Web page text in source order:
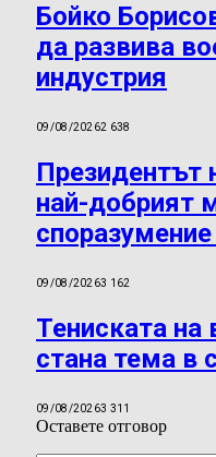
Бойко
да развива
индустрия
09/08/20262 638
Президентът
най-добрият
09/08/20263 162
Тениската на
стана тема в
09/08/20263 311
Оставете отговор